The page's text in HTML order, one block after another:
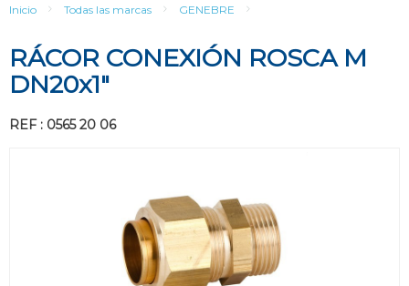
Inicio Todas las marcas GENEBRE
RÁCOR CONEXIÓN ROSCA M
DN20x1"
REF : 0565 20 06